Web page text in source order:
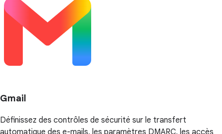
Gmail
Définissez des contrôles de sécurité sur le transfert